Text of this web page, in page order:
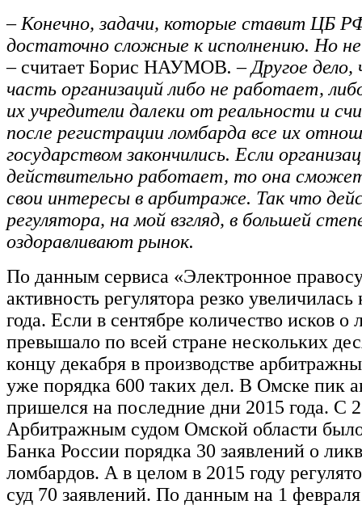
– Конечно, задачи, которые ставит ЦБ
достаточно сложные к исполнению. Но
– считает Борис НАУМОВ. – Другое
часть организаций либо не работает,
их учредители далеки от реальности и
после регистрации ломбарда все их
государством закончились. Если
действительно работает, то она
свои интересы в арбитраже. Так что
регулятора, на мой взгляд, в большей
оздоравливают рынок.
По данным сервиса «Электронное
активность регулятора резко
года. Если в сентябре количество исков о
превышало по всей стране нескольких
концу декабря в производстве
уже порядка 600 таких дел. В Омске пик
пришелся на последние дни 2015 года. С
Арбитражным судом Омской области
Банка России порядка 30 заявлений о
ломбардов. А в целом в 2015 году
суд 70 заявлений. По данным на 1 февраля